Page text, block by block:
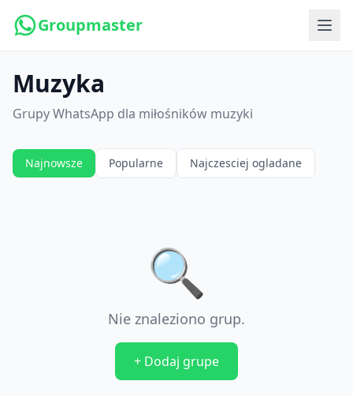
Groupmaster
Muzyka
Grupy WhatsApp dla miłośników muzyki
Najnowsze Popularne Najczesciej ogladane
🔍
Nie znaleziono grup.
+ Dodaj grupe